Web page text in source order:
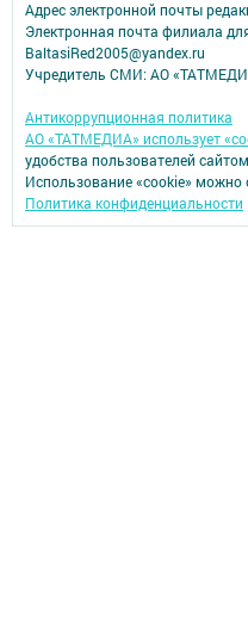
Адрес электронной почты
Электронная почта филиала
BaltasiRed2005@yandex.ru
Учредитель СМИ: АО
Антикоррупционная политика
АО «ТАТМЕДИА» использует
удобства пользователей
Использование «cookie» можно
Политика конфиденциальности